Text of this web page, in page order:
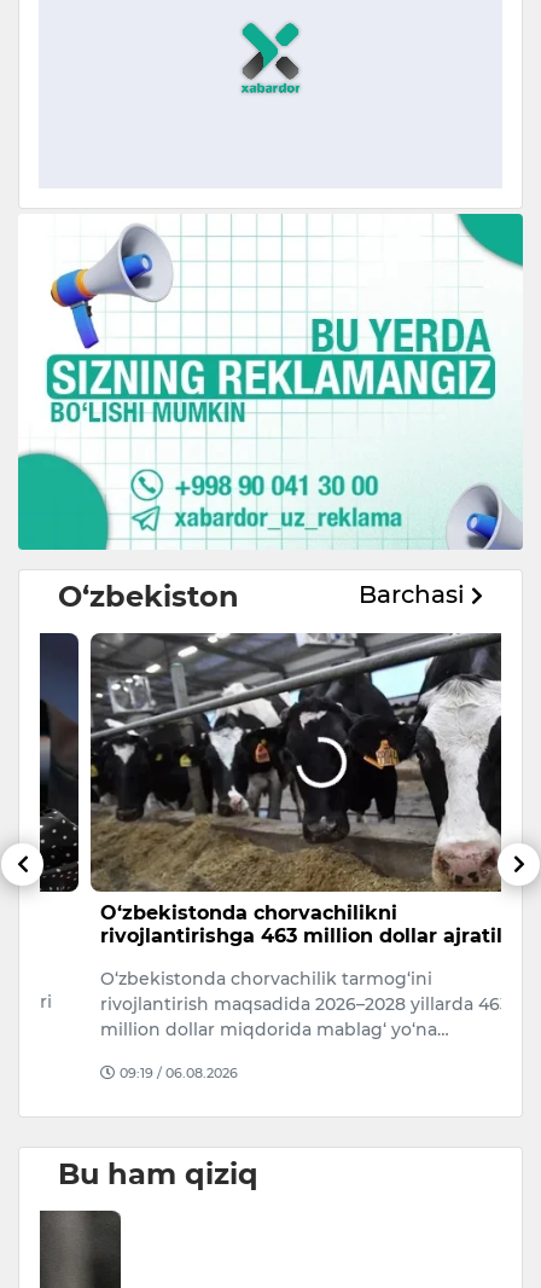
O‘zbekiston Barchasi
O‘zbekistonda chorvachilikni
rivojlantirishga 463 million dollar ajratiladi
O‘zbekistonda chorvachilik tarmog‘ini
rivojlantirish maqsadida 2026–2028 yillarda 463
million dollar miqdorida mablag‘ yo‘na…
09:19 / 06.08.2026
Bu ham qiziq